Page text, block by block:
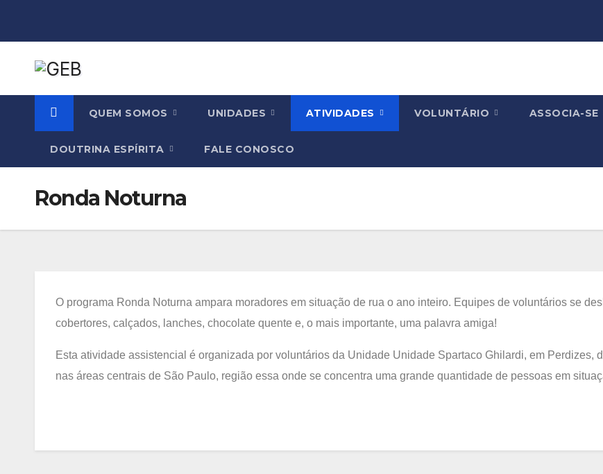
QUEM SOMOS UNIDADES ATIVIDADES VOLUNTÁRIO ASSOCIA-SE
DOUTRINA ESPÍRITA FALE CONOSCO
Ronda Noturna
O programa Ronda Noturna ampara moradores em situação de rua o ano inteiro. Equipes de voluntários se
cobertores, calçados, lanches, chocolate quente e, o mais importante, uma palavra amiga!
Esta atividade assistencial é organizada por voluntários da Unidade Unidade Spartaco Ghilardi, em Perdizes,
nas áreas centrais de São Paulo, região essa onde se concentra uma grande quantidade de pessoas em